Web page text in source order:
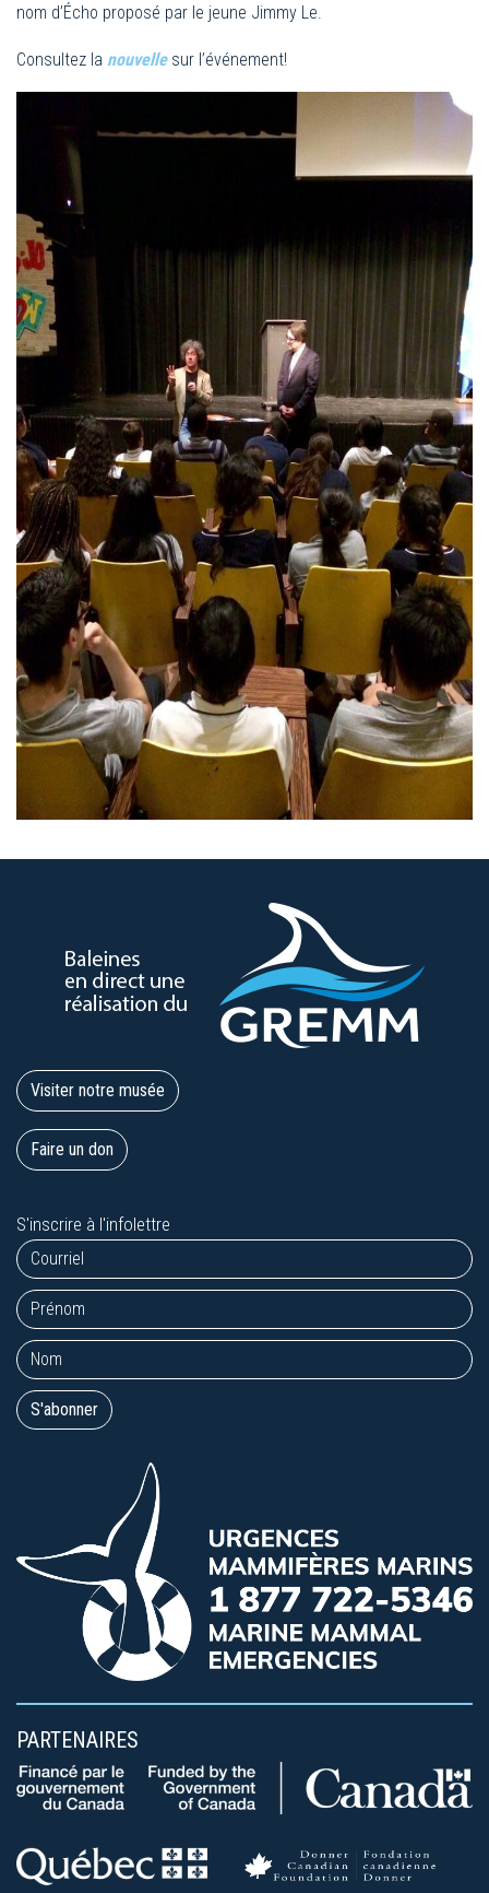
nom d’Écho proposé par le jeune Jimmy Le.
Consultez la nouvellesur l’événement!
Visiter notre musée
Faire un don
S'inscrire à l'infolettre
PARTENAIRES